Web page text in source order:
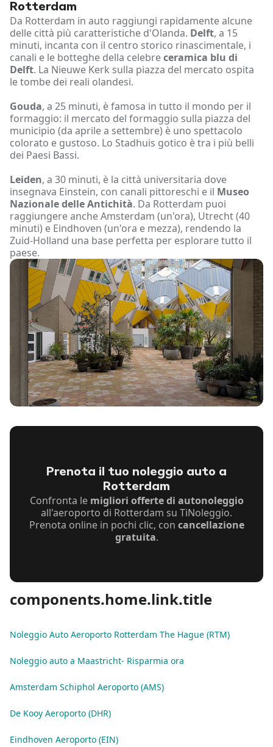
Rotterdam
Da Rotterdam in auto raggiungi rapidamente alcune
delle città più caratteristiche d'Olanda. Delft, a 15
minuti, incanta con il centro storico rinascimentale, i
canali e le botteghe della celebreceramica blu di
Delft. La Nieuwe Kerk sulla piazza del mercato ospita
le tombe dei reali olandesi.
Gouda, a 25 minuti, è famosa in tutto il mondo per il
formaggio: il mercato del formaggio sulla piazza del
municipio (da aprile a settembre) è uno spettacolo
colorato e gustoso. Lo Stadhuis gotico è tra i più belli
dei Paesi Bassi.
Leiden, a 30 minuti, è la città universitaria dove
insegnava Einstein, con canali pittoreschi e il Museo
Nazionale delle Antichità. Da Rotterdam puoi
raggiungere anche Amsterdam (un'ora), Utrecht (40
minuti) e Eindhoven (un'ora e mezza), rendendo la
Zuid-Holland una base perfetta per esplorare tutto il
paese.
Prenota il tuo noleggio auto a
Rotterdam
Confronta le migliori offerte di autonoleggio
all'aeroporto di Rotterdam su TiNoleggio.
Prenota online in pochi clic, con cancellazione
gratuita.
components.home.link.title
Noleggio Auto Aeroporto Rotterdam The Hague (RTM)
Noleggio auto a Maastricht- Risparmia ora
Amsterdam Schiphol Aeroporto (AMS)
De Kooy Aeroporto (DHR)
Eindhoven Aeroporto (EIN)